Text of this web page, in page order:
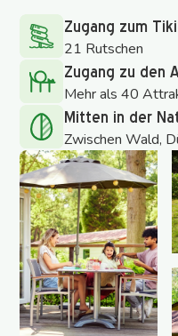
Zugang zum
21 Rutschen
Zugang zu den
Mehr als 40
Mitten in der
Zwischen Wald,